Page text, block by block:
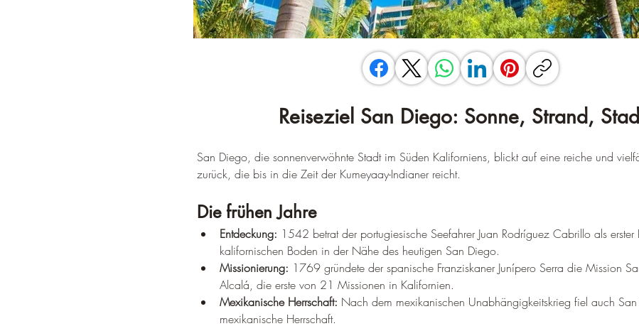
Reiseziel San Diego: Sonne, Strand,
San Diego, die sonnenverwöhnte Stadt im Süden Kaliforniens, blickt auf eine reiche und
zurück, die bis in die Zeit der Kumeyaay-Indianer reicht.
Die frühen Jahre
Entdeckung: 1542 betrat der portugiesische Seefahrer Juan Rodríguez Cabrillo als erster
kalifornischen Boden in der Nähe des heutigen San Diego.
Missionierung: 1769 gründete der spanische Franziskaner Junípero Serra die Mission
Alcalá, die erste von 21 Missionen in Kalifornien.
Mexikanische Herrschaft: Nach dem mexikanischen Unabhängigkeitskrieg fiel auch
mexikanische Herrschaft.